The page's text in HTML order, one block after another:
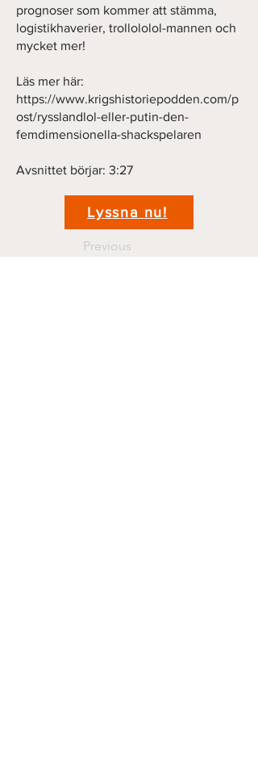
prognoser som kommer att stämma,
logistikhaverier, trollololol-mannen och
mycket mer!
Läs mer här:
https://www.krigshistoriepodden.com/p
ost/rysslandlol-eller-putin-den-
femdimensionella-shackspelaren
Avsnittet börjar: 3:27
Lyssna nu!
Previous